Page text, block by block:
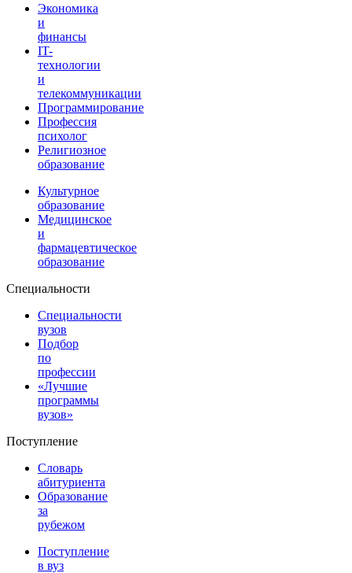
Экономика
и
финансы
IT-
технологии
и
телекоммуникации
Программирование
Профессия
психолог
Религиозное
образование
Культурное
образование
Медицинское
и
фармацевтическое
образование
Специальности
Специальности
вузов
Подбор
по
профессии
«Лучшие
программы
вузов»
Поступление
Словарь
абитуриента
Образование
за
рубежом
Поступление
в вуз